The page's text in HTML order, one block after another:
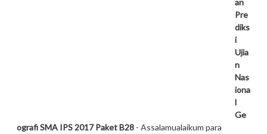
an
Pre
diks
i
Ujia
n
Nas
iona
l
Ge
ografi SMA IPS 2017 Paket B28 - Assalamualaikum para